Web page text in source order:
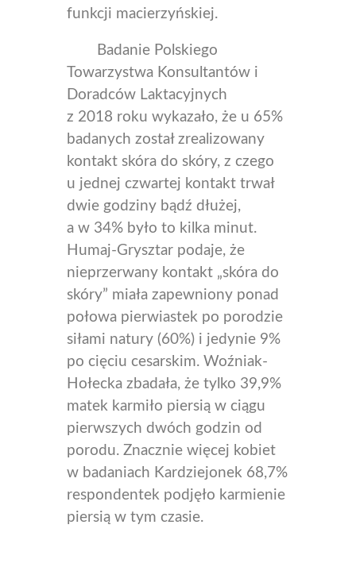
funkcji macierzyńskiej.
Badanie Polskiego
Towarzystwa Konsultantów i
Doradców Laktacyjnych
z 2018 roku wykazało, że u 65%
badanych został zrealizowany
kontakt skóra do skóry, z czego
u jednej czwartej kontakt trwał
dwie godziny bądź dłużej,
a w 34% było to kilka minut.
Humaj-Grysztar podaje, że
nieprzerwany kontakt „skóra do
skóry” miała zapewniony ponad
połowa pierwiastek po porodzie
siłami natury (60%) i jedynie 9%
po cięciu cesarskim. Woźniak-
Hołecka zbadała, że tylko 39,9%
matek karmiło piersią w ciągu
pierwszych dwóch godzin od
porodu. Znacznie więcej kobiet
w badaniach Kardziejonek 68,7%
respondentek podjęło karmienie
piersią w tym czasie.